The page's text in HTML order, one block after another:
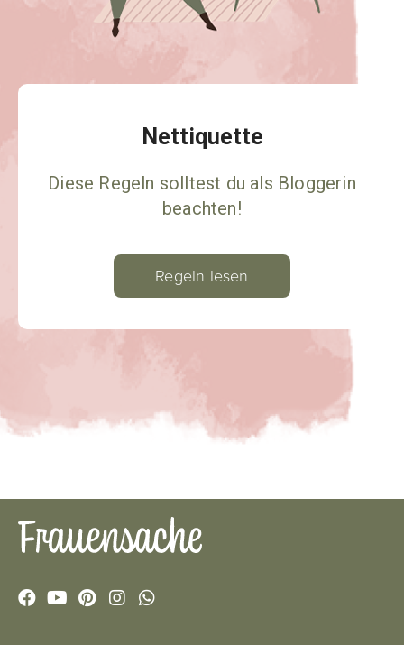
Nettiquette
Diese Regeln solltest du als Bloggerin
beachten!
Regeln lesen